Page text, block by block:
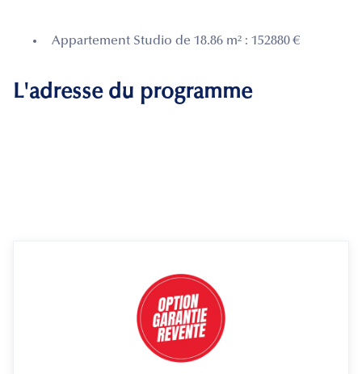
Appartement Studio de 18.86 m² : 152880 €
L'adresse du programme